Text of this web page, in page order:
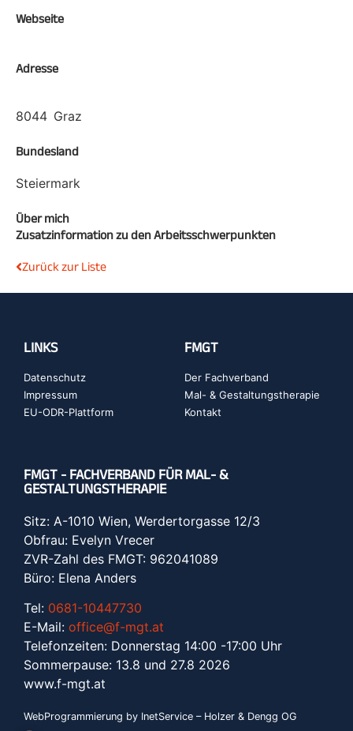
Webseite
Adresse
8044 Graz
Bundesland
Steiermark
Über mich
Zusatzinformation zu den Arbeitsschwerpunkten
Zurück zur Liste
LINKS
Datenschutz
Impressum
EU-ODR-Plattform
FMGT
Der Fachverband
Mal- & Gestaltungstherapie
Kontakt
FMGT - FACHVERBAND FÜR MAL- &
GESTALTUNGSTHERAPIE
Sitz: A-1010 Wien, Werdertorgasse 12/3
Obfrau: Evelyn Vrecer
ZVR-Zahl des FMGT: 962041089
Büro: Elena Anders
Tel: 0681-10447730
E-Mail: office@f-mgt.at
Telefonzeiten: Donnerstag 14:00 -17:00 Uhr
Sommerpause: 13.8 und 27.8 2026
www.f-mgt.at
WebProgrammierung by InetService – Holzer & Dengg OG